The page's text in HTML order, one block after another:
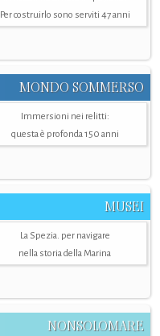
Per costruirlo sono serviti 47 anni
MONDO SOMMERSO
Immersioni nei relitti:
questa è profonda 150 anni
MUSEI
La Spezia. per navigare
nella storia della Marina
NONSOLOMARE